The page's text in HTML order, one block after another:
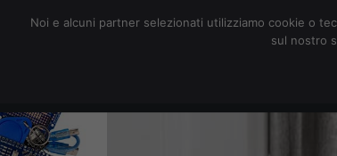
Noi e alcuni partner selezionati utilizziamo cookie o
sul nostro